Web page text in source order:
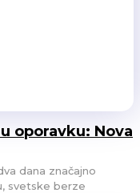
oporavku: Nova
dana značajno
svetske berze